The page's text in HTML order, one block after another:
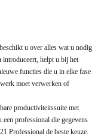
u over alles wat u nodig
introduceert, helpt u bij het
functies die u in elke fase
moet verwerken of
productiviteitssuite met
professional die gegevens
Professional de beste keuze.